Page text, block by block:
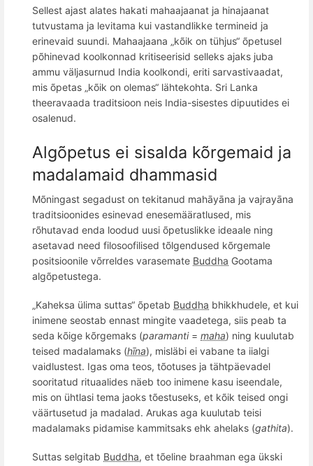
Sellest ajast alates hakati mahaajaanat ja hinajaanat
tutvustama ja levitama kui vastandlikke termineid ja
erinevaid suundi. Mahaajaana „kõik on tühjus“ õpetusel
põhinevad koolkonnad kritiseerisid selleks ajaks juba
ammu väljasurnud India koolkondi, eriti sarvastivaadat,
mis õpetas „kõik on olemas“ lähtekohta. Sri Lanka
theeravaada traditsioon neis India-sisestes dipuutides ei
osalenud.
Algõpetus ei sisalda kõrgemaid ja
madalamaid dhammasid
Mõningast segadust on tekitanud mahāyāna ja vajrayāna
traditsioonides esinevad enesemääratlused, mis
rõhutavad enda loodud uusi õpetuslikke ideaale ning
asetavad need filosoofilised tõlgendused kõrgemale
positsioonile võrreldes varasemate Buddha Gootama
algõpetustega.
„Kaheksa ülima suttas“ õpetab Buddha bhikkhudele, et kui
inimene seostab ennast mingite vaadetega, siis peab ta
seda kõige kõrgemaks (paramanti = maha) ning kuulutab
teised madalamaks (hīna), misläbi ei vabane ta iialgi
vaidlustest. Igas oma teos, tõotuses ja tähtpäevadel
sooritatud rituaalides näeb too inimene kasu iseendale,
mis on ühtlasi tema jaoks tõestuseks, et kõik teised ongi
väärtusetud ja madalad. Arukas aga kuulutab teisi
madalamaks pidamise kammitsaks ehk ahelaks (gathita).
Suttas selgitab Buddha, et tõeline braahman ega ükski